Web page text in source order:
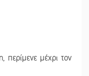
περίμενε μέχρι τον